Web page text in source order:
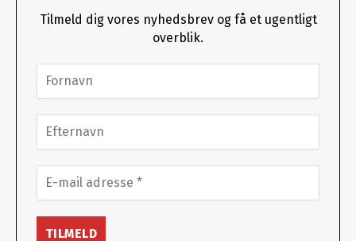
Tilmeld dig vores nyhedsbrev og få et ugentligt
overblik.